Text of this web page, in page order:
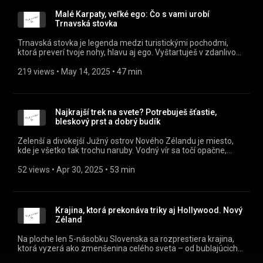
Malé Karpaty, veľké ego: Čo s vami urobí
Trnavská stovka
Trnavská stovka je legenda medzi turistickými pochodmi,
ktorá preverí tvoje nohy, hlavu aj ego. Vyštartuješ v zdanlivo
výškových metroch sa obvykle pokazia tvoje nohy, morálka, aj
pivom v ruke, zatiaľ čo iní vyzerajú v cieli ako po zombie
apokalypse. Ak zvažuješ svoj prvý diaľkový pochod, tu je
ideálne miesto začať – a my ti poradíme, ako ho prežiť (a
možno si ho aj užiť).
219 views • May 14, 2025 • 47 min
Najkrajší trek na svete? Potrebuješ šťastie,
bleskový prst a dobrý budík
Zelenší a divokejší Južný ostrov Nového Zélandu je miesto,
kde je všetko tak trochu naruby. Vodný vír sa točí opačne,
sa na prechádzku rajským trekom cez zelenú džungľu popri
najviac zo všetkého. A áno, dostaneme sa aj k najkrajšiemu
treku na svete – Milford Track. Ale pozor: tu potrebuješ
šťastie, bleskový prst a dobrý budík, ak sa naň chceš vôbec
dostať. Nový Zéland je ako legoland sveta v prírodnej verzii. A
Južný ostrov je jeho najkrajší dielik. Vypočuj si viac a zistíš
prečo.
52 views • Apr 30, 2025 • 53 min
Krajina, ktorá prekonáva triky aj Hollywood. Nový
Zéland
Na ploche len 5-násobku Slovenska sa rozprestiera krajina,
ktorá vyzerá ako zmenšenina celého sveta – od bublajúcich